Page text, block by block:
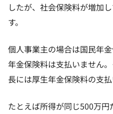
したが、社会保険料が増加
す。
個人事業主の場合は国民年
年金保険料は支払いません
長には厚生年金保険料の支払
たとえば所得が同じ500万